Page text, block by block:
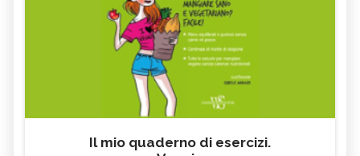
Il mio quaderno di esercizi.